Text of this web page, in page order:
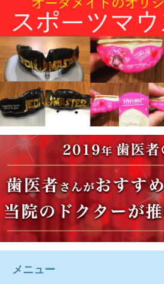
メニュー